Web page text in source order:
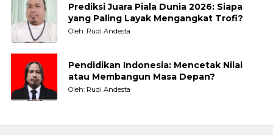
Prediksi Juara Piala Dunia 2026: Siapa
yang Paling Layak Mengangkat Trofi?
Oleh: Rudi Andesta
Pendidikan Indonesia: Mencetak Nilai
atau Membangun Masa Depan?
Oleh: Rudi Andesta